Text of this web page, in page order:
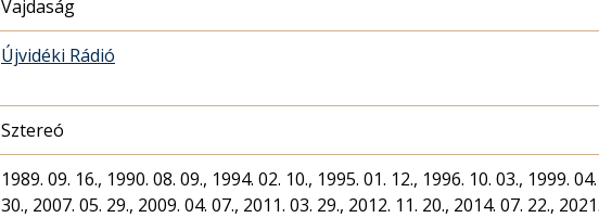
Vajdaság
Újvidéki Rádió
Sztereó
1989. 09. 16., 1990. 08. 09., 1994. 02. 10., 1995. 01. 12., 1996. 10. 03., 1999.
30., 2007. 05. 29., 2009. 04. 07., 2011. 03. 29., 2012. 11. 20., 2014. 07. 22.,